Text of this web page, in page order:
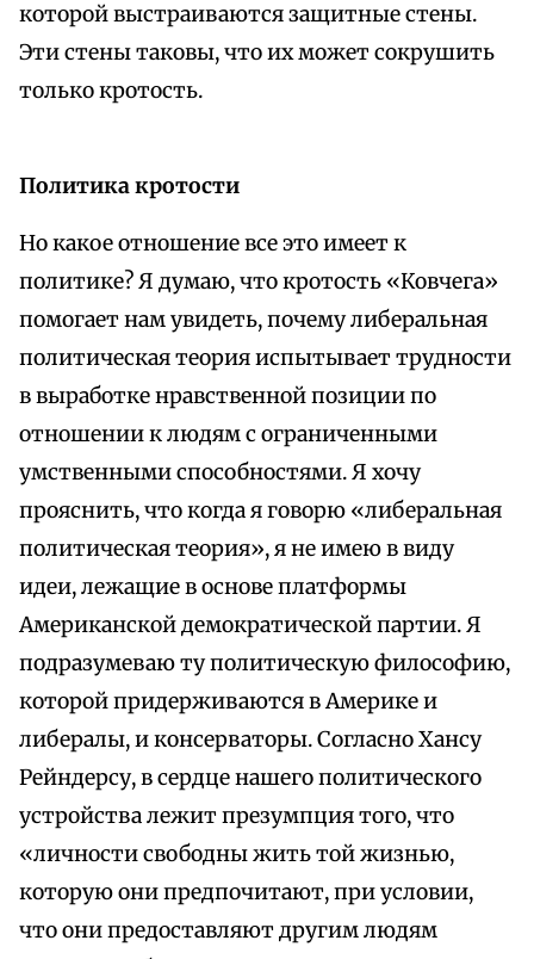
которой выстраиваются защитные стены.
Эти стены таковы, что их может сокрушить
только кротость.
Политика кротости
Но какое отношение все это имеет к
политике? Я думаю, что кротость «Ковчега»
помогает нам увидеть, почему либеральная
политическая теория испытывает трудности
в выработке нравственной позиции по
отношении к людям с ограниченными
умственными способностями. Я хочу
прояснить, что когда я говорю «либеральная
политическая теория», я не имею в виду
идеи, лежащие в основе платформы
Американской демократической партии. Я
подразумеваю ту политическую философию,
которой придерживаются в Америке и
либералы, и консерваторы. Согласно Хансу
Рейндерсу, в сердце нашего политического
устройства лежит презумпция того, что
«личности свободны жить той жизнью,
которую они предпочитают, при условии,
что они предоставляют другим людям